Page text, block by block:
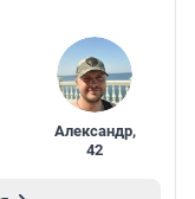
Александр,
42